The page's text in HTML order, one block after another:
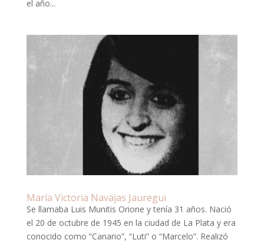
el año...
María Victoria Navajas Jauregui
Se llamaba Luis Munitis Orione y tenía 31 años. Nació
el 20 de octubre de 1945 en la ciudad de La Plata y era
conocido como “Canario”, “Luti” o “Marcelo”. Realizó